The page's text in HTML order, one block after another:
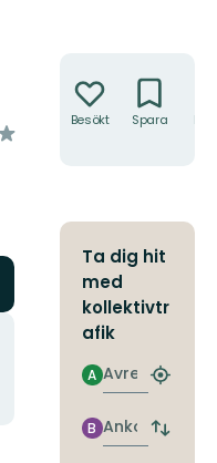
Besökt Spara
Ta dig hit
med
kollektivtr
afik
Avresa
A
Hitta
Ankomst
B
Byt